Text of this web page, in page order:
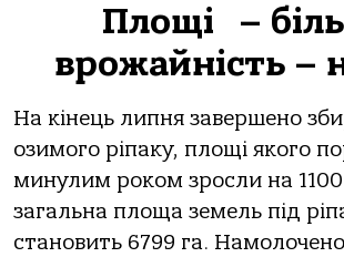
Площі –
врожайність –
На кінець липня завершено
озимого ріпаку, площі якого
минулим роком зросли на 1100
загальна площа земель під
становить 6799 га.